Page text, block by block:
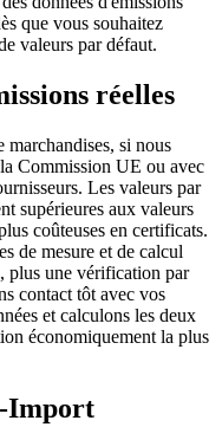
que vous souhaitez
valeurs par défaut.
réelles
marchandises, si nous
Commission UE ou avec
Les valeurs par
supérieures aux valeurs
coûteuses en certificats.
de mesure et de calcul
plus une vérification par
contact tôt avec vos
et calculons les deux
économiquement la plus
Import